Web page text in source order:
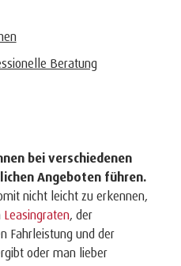
Beratung
bei verschiedenen
Angeboten führen.
nicht leicht zu erkennen,
Leasingraten, der
Fahrleistung und der
oder man lieber